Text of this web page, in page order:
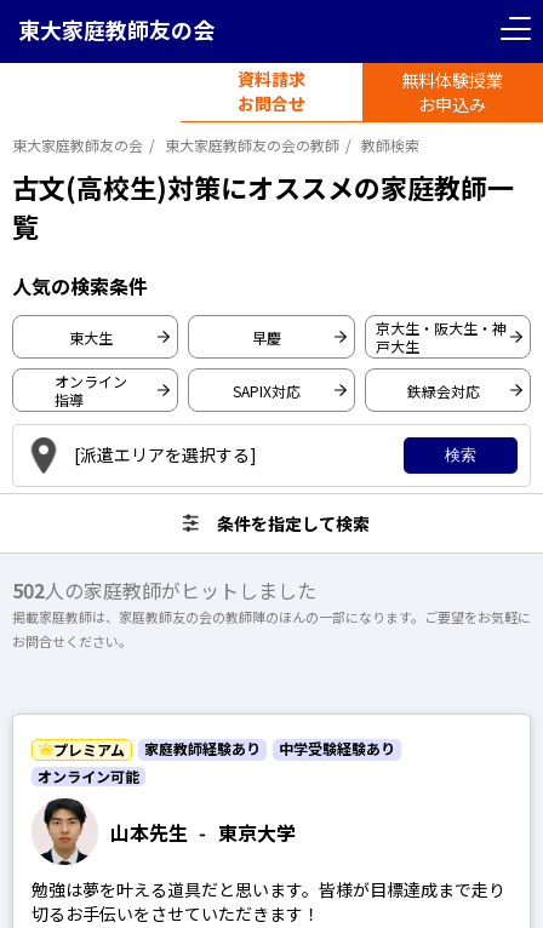
東大家庭教師友の会
資料請求
お問合せ
無料体験授業
お申込み
＜ 戻る
早稲田大学
慶應義塾大学
一橋大学
東京工業大学
京都大学
大阪大学
開成高等学校
女子学院高等学校
筑波大学附属駒場高等学校
渋谷教育学園幕張高等学校
灘高等学校
東大家庭教師友の会 東大家庭教師友の会の教師 教師検索
古文(高校生)対策にオススメの家庭教師一
覧
人気の検索条件
東大生 早慶
京大生・阪大生・神
戸大生
オンライン
指導
SAPIX対応 鉄緑会対応
[派遣エリアを選択する] 検索
条件を指定して検索
502人の家庭教師がヒットしました
掲載家庭教師は、家庭教師友の会の教師陣のほんの一部になります。ご要望をお気軽に
お問合せください。
山本先生 - 東京大学
プレミアム 家庭教師経験あり
中学受験経験あり
オンライン可能
勉強は夢を叶える道具だと思います。皆様が目標達成まで走り
切るお手伝いをさせていただきます！
＜ 戻る リセット
東京都 神奈川県
関西圏エリア
大阪府 京都府
兵庫県 愛知県
オンライン家庭教師
選択する